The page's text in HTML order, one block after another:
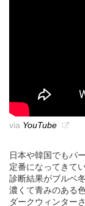
via YouTube
日本や韓国でもパ
定番になってきて
診断結果がブルベ
濃くて青みのある
ダークウィンター